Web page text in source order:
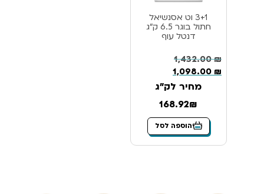
3+1 וט אסנשיאל
חתול בוגר 6.5 ק”ג
דנטל עוף
1,432.00₪
1,098.00 ₪
מחיר לק"ג
168.92₪
הוספה לסל